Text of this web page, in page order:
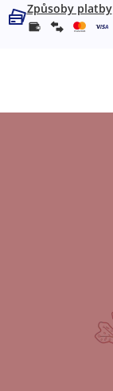
Způsoby platby